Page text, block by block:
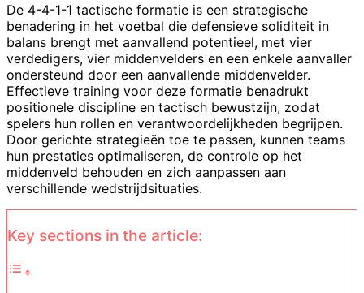
De 4-4-1-1 tactische formatie is een strategische
benadering in het voetbal die defensieve soliditeit in
balans brengt met aanvallend potentieel, met vier
verdedigers, vier middenvelders en een enkele aanvaller
ondersteund door een aanvallende middenvelder.
Effectieve training voor deze formatie benadrukt
positionele discipline en tactisch bewustzijn, zodat
spelers hun rollen en verantwoordelijkheden begrijpen.
Door gerichte strategieën toe te passen, kunnen teams
hun prestaties optimaliseren, de controle op het
middenveld behouden en zich aanpassen aan
verschillende wedstrijdsituaties.
Key sections in the article: